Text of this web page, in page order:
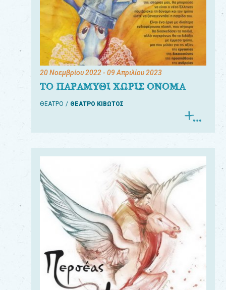
20 Νοεμβρίου 2022- 09 Απριλίου 2023
ΤΟ ΠΑΡΑΜΥΘΙ ΧΩΡΙΣ ΟΝΟΜΑ
ΘΕΑΤΡΟ ΘΕΑΤΡΟ ΚΙΒΩΤΟΣ